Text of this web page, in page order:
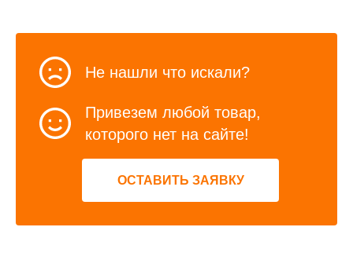
Не нашли что искали?
Привезем любой товар,
которого нет на сайте!
ОСТАВИТЬ ЗАЯВКУ